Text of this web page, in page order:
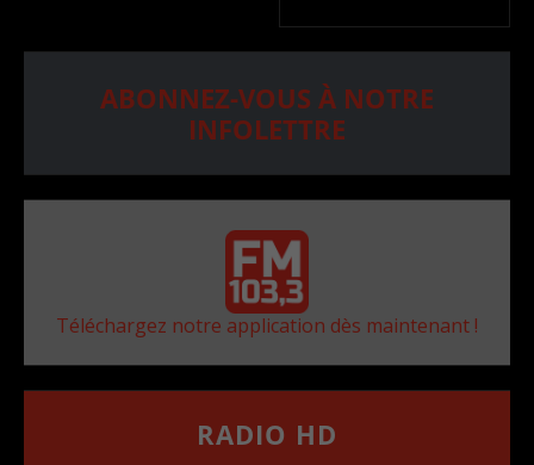
ABONNEZ-VOUS À NOTRE
INFOLETTRE
Téléchargez notre application dès maintenant !
RADIO HD